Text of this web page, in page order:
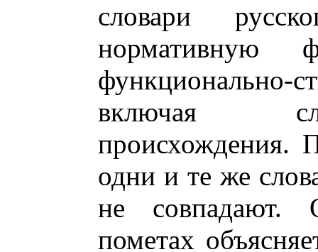
словари
включая
происхождения.
одни и те же
не совпадают.
пометах